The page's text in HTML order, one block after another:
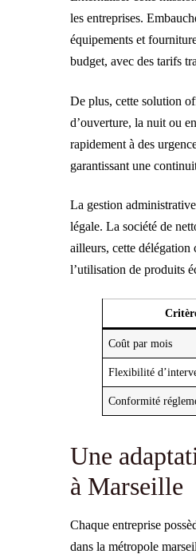
les entreprises.
équipements et
budget, avec des tarifs
De plus, cette solution
d’ouverture, la nuit ou
rapidement à des
garantissant une
La gestion
légale. La société de
ailleurs, cette délégation
l’utilisation de produits
Coût par mois
Flexibilité
Conformité
Une
à Marseille
Chaque entreprise
dans la métropole